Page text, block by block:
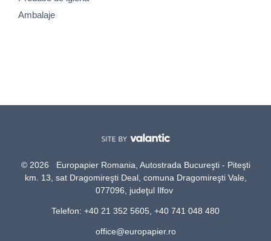
Ambalaje
© 2026 Europapier Romania, Autostrada Bucureşti - Piteşti
km. 13, sat Dragomireşti Deal, comuna Dragomireşti Vale,
077096, judeţul Ilfov
Telefon: +40 21 352 5605, +40 741 048 480
office@europapier.ro